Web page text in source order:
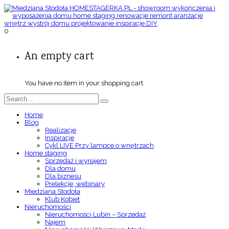
0
An empty cart
You have no item in your shopping cart
Home
Blog
Realizacje
Inspiracje
Cykl LIVE Przy lampce o wnętrzach
Home staging
Sprzedaż i wynajem
Dla domu
Dla biznesu
Prelekcje, webinary
Miedziana Stodoła
Klub Kobiet
Nieruchomości
Nieruchomości Lubin – Sprzedaż
Najem